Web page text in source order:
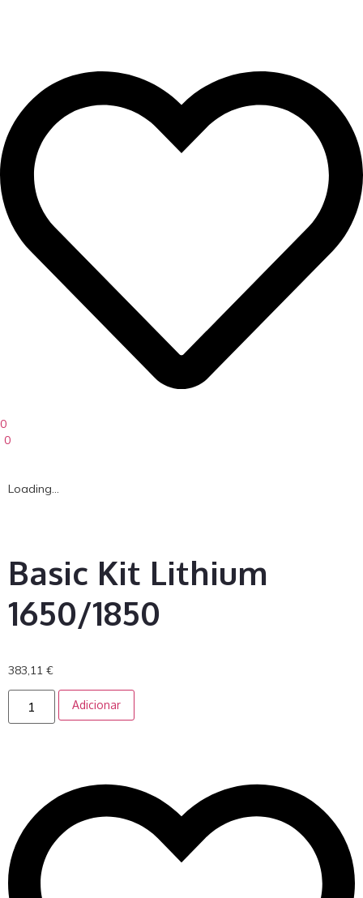
0
0
Loading...
Basic Kit Lithium
1650/1850
383,11 €
Adicionar